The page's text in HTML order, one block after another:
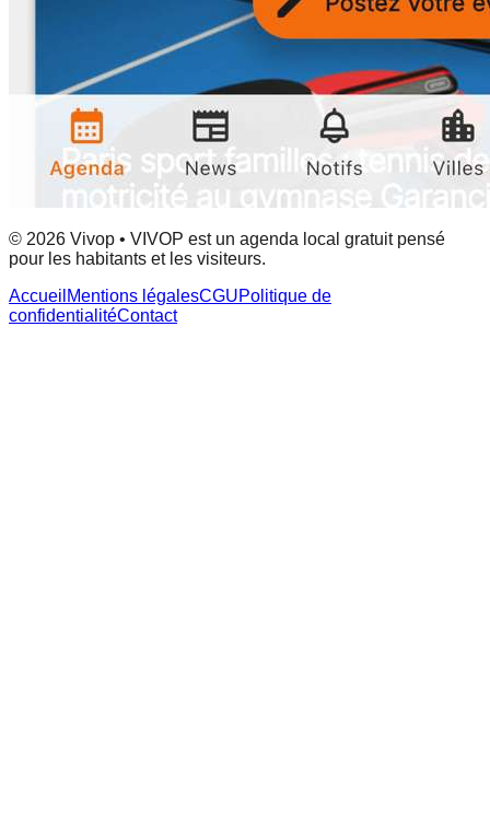
© 2026 Vivop • VIVOP est un agenda local gratuit pensé
pour les habitants et les visiteurs.
Accueil Mentions légalesCGUPolitique de
confidentialitéContact